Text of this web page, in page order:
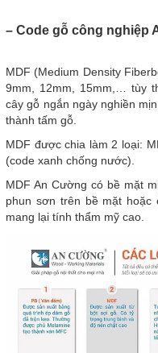
– Code gỗ công nghiệp
MDF (Medium Density
9mm, 12mm, 15mm,… tùy
cây gỗ ngắn ngày nghiền
thành tấm gỗ.
MDF được chia làm 2 loại:
(code xanh chống nước).
MDF An Cường có bề mặt
phun sơn trên bề mặt hoặc
mang lại tính thẩm mỹ cao.